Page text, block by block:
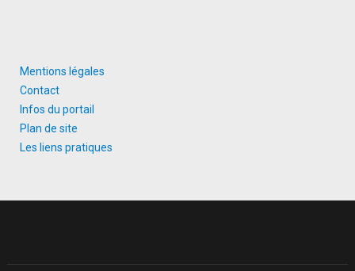
Mentions légales
Contact
Infos du portail
Plan de site
Les liens pratiques